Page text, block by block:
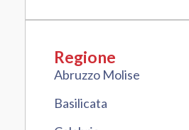
Regione
Abruzzo Molise
Basilicata